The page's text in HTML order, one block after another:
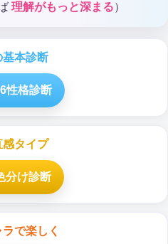
理解がもっと深まる）
基本診断
性格診断
感タイプ
分け診断
で楽しく